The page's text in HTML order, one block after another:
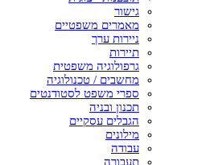
גישור
מאמרים משפטיים
ניירות ערך
תיירות
גרפולוגיה משפטית
מחשבים / טכנולוגיה
ספרי משפט לסטודנטים
תכנון ובניה
הגבלים עסקיים
מילונים
עבודה
תעבורה